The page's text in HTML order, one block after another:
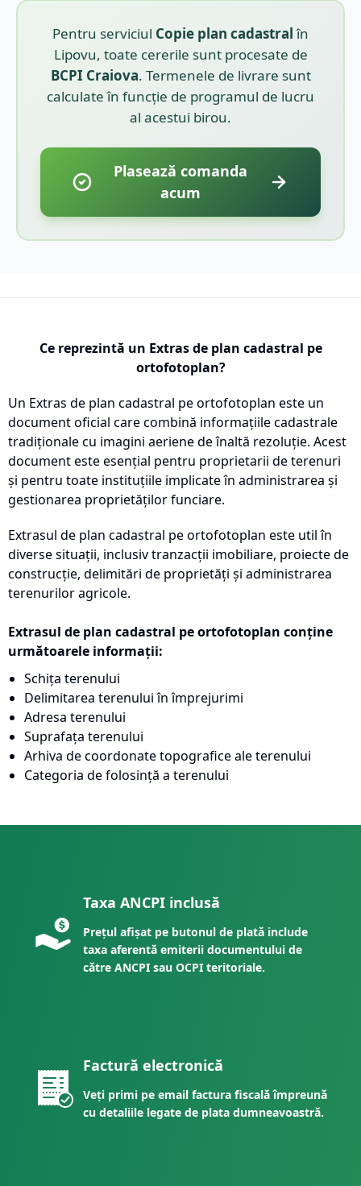
Pentru serviciul Copie plan cadastralîn
Lipovu, toate cererile sunt procesate de
BCPI Craiova. Termenele de livrare sunt
calculate în funcție de programul de lucru
al acestui birou.
Plasează comanda
acum
Ce reprezintă un Extras de plan cadastral pe
ortofotoplan?
Un Extras de plan cadastral pe ortofotoplan este un
document oficial care combină informațiile cadastrale
tradiționale cu imagini aeriene de înaltă rezoluție. Acest
document este esențial pentru proprietarii de terenuri
și pentru toate instituțiile implicate în administrarea și
gestionarea proprietăților funciare.
Extrasul de plan cadastral pe ortofotoplan este util în
diverse situații, inclusiv tranzacții imobiliare, proiecte de
construcție, delimitări de proprietăți și administrarea
terenurilor agricole.
Extrasul de plan cadastral pe ortofotoplan conține
următoarele informații:
Schița terenului
Delimitarea terenului în împrejurimi
Adresa terenului
Suprafața terenului
Arhiva de coordonate topografice ale terenului
Categoria de folosință a terenului
Taxa ANCPI inclusă
Prețul afișat pe butonul de plată include
taxa aferentă emiterii documentului de
către ANCPI sau OCPI teritoriale.
Factură electronică
Veți primi pe email factura fiscală împreună
cu detaliile legate de plata dumneavoastră.